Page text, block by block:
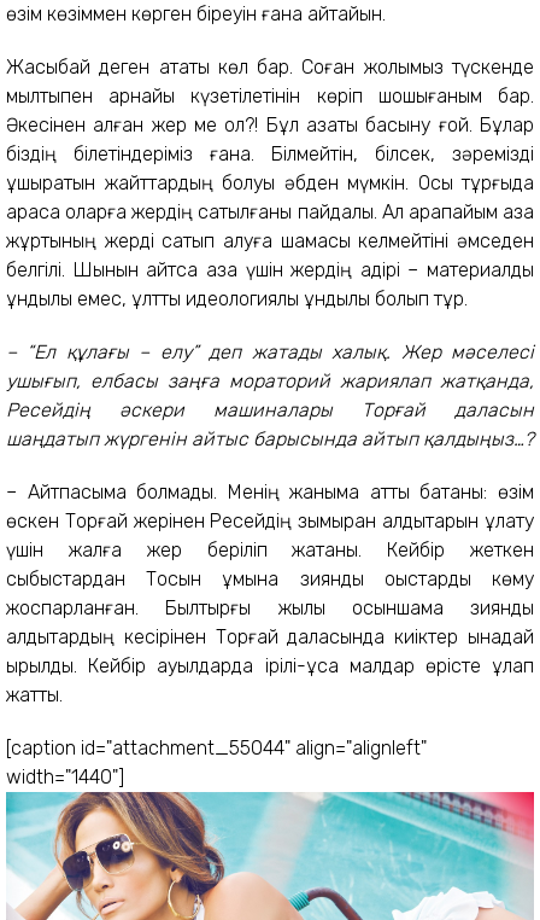
өзім көзіммен көрген біреуін ғана айтайын.
Жасыбай деген атақты көл бар. Соған жолымыз түскенде
мылтықпен арнайы күзетілетінін көріп шошығаным бар.
Әкесінен қалған жер ме ол?! Бұл қазақты басыну ғой. Бұлар
біздің білетіндеріміз ғана. Білмейтін, білсек, зәремізді
ұшыратын жайттардың болуы әбден мүмкін. Осы тұрғыда
қарасақ оларға жердің сатылғаны пайдалы. Ал қарапайым қазақ
жұртының жерді сатып алуға шамасы келмейтіні әмседен
белгілі. Шынын айтсақ қазақ үшін жердің қадірі – материалдық
құндылық емес, ұлттық идеологиялық құндылық болып тұр.
– “Ел құлағы – елу” деп жатады халық. Жер мәселесі
ушығып, елбасы заңға мораторий жариялап жатқанда,
Ресейдің әскери машиналары Торғай даласын
шаңдатып жүргенін айтыс барысында айтып қалдыңыз…?
– Айтпасыма болмады. Менің жаныма қатты батқаны: өзім
өскен Торғай жерінен Ресейдің зымыран қалдықтарын құлату
үшін жалға жер беріліп жатқаны. Кейбір жеткен
сыбыстардан Тосын құмына зиянды қоқыстарды көму
жоспарланған. Былтырғы жылы осыншама зиянды
қалдықтардың кесірінен Торғай даласында киіктер қынадай
қырылды. Кейбір ауылдарда ірілі-ұсақ малдар өрісте құлап
жатты.
[caption id="attachment_55044" align="alignleft"
width="1440"]